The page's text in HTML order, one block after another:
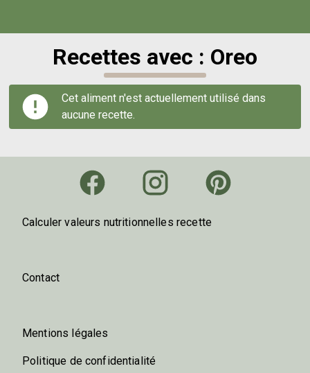
Recettes avec : Oreo
Cet aliment n'est actuellement utilisé dans
aucune recette.
Calculer valeurs nutritionnelles recette
Contact
Mentions légales
Politique de confidentialité